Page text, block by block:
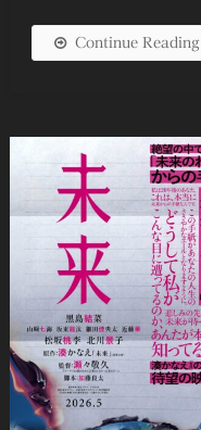
Continue Reading